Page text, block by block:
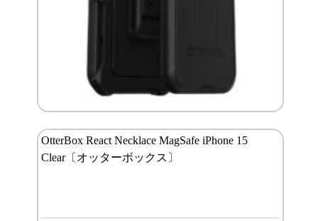
OtterBox React Necklace MagSafe iPhone 15
Clear〔オッターボックス〕